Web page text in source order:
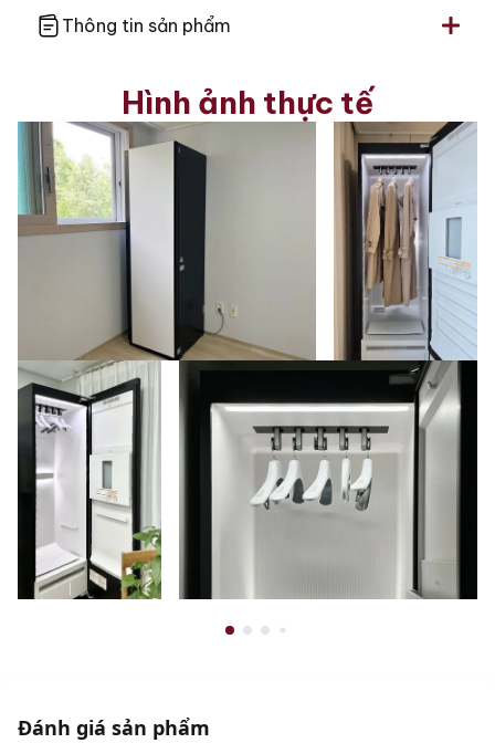
Thông tin sản phẩm
5 móc giặt + 1 móc treo
quần
Bảo hành
Hình ảnh thực tế
Đánh giá sản phẩm